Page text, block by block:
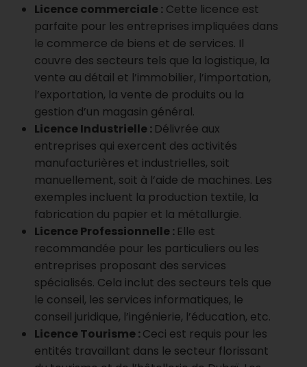
Licence commerciale : Cette licence est
parfaite pour les entreprises impliquées dans
le commerce de biens et de services. Il
couvre des secteurs tels que la logistique, la
vente au détail et l’immobilier, l’importation,
l’exportation, la vente de produits ou la
gestion d’un magasin général.
Licence Industrielle : Délivrée aux
entreprises qui exercent des activités
manufacturières et industrielles, soit
manuellement, soit à l’aide de machines. Les
exemples incluent la production textile, la
fabrication du papier et la métallurgie.
Licence Professionnelle : Elle est
recommandée pour les particuliers ou les
entreprises proposant des services
spécialisés. Cela inclut des secteurs tels que
le conseil, les services informatiques, le
conseil juridique, l’ingénierie, l’éducation, etc.
Licence Tourisme :Ceci est requis pour les
entités travaillant dans le secteur florissant